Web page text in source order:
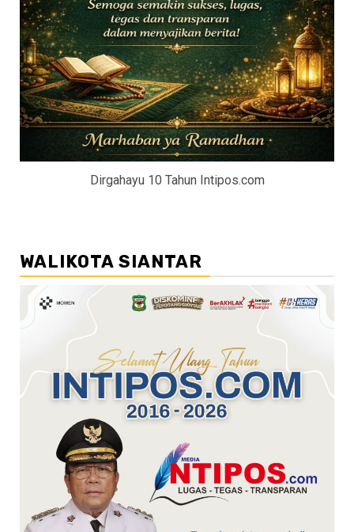
Dirgahayu 10 Tahun Intipos.com
WALIKOTA SIANTAR